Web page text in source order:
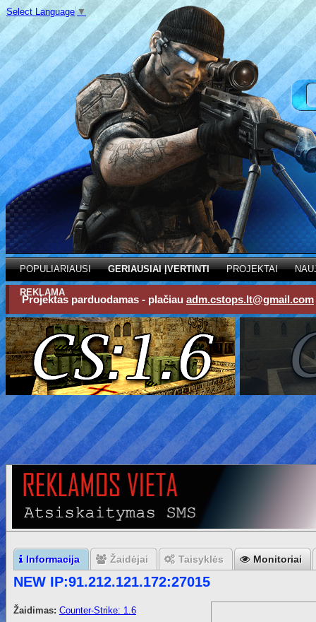
Select Language ▼
POPULIARIAUSI GERIAUSIAI ĮVERTINTI PROJEKTAI
REKLAMA
Projektas parduodamas - plačiau adm.cstops.lt@gmail.com
Informacija Žaidėjai Taisyklės Monitoriai
NEW IP:91.212.121.172:27015
Žaidimas: Counter-Strike: 1.6